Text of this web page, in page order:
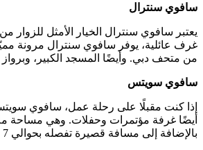
سافوي سنترال
غرف عائلية، يوفر سافوي سنترال مرونة
من متحف دبي. وأيضًا المسجد الكبير،
سافوي سويتس
بالإضافة إلى مسافة قصيرة تفصله بحوالي 7 دقائق عن محطة مترو الفهيدي الصديقة للبيئة.